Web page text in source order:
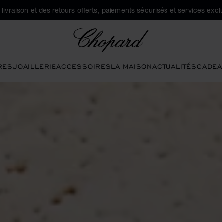
livraison et des retours offerts, paiements sécurisés et services
JOAILLERIEACCESSOIRESLA MAISONACTUALITÉS